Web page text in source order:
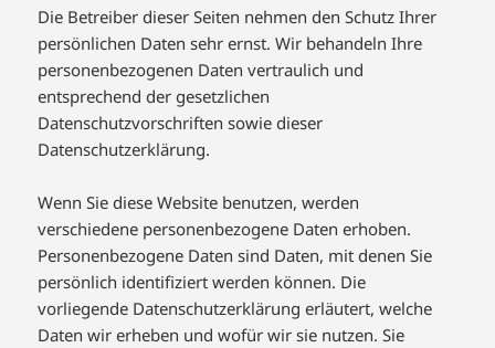
Die Betreiber dieser Seiten nehmen den Schutz Ihrer
persönlichen Daten sehr ernst. Wir behandeln Ihre
personenbezogenen Daten vertraulich und
entsprechend der gesetzlichen
Datenschutzvorschriften sowie dieser
Datenschutzerklärung.
Wenn Sie diese Website benutzen, werden
verschiedene personenbezogene Daten erhoben.
Personenbezogene Daten sind Daten, mit denen Sie
persönlich identifiziert werden können. Die
vorliegende Datenschutzerklärung erläutert, welche
Daten wir erheben und wofür wir sie nutzen. Sie